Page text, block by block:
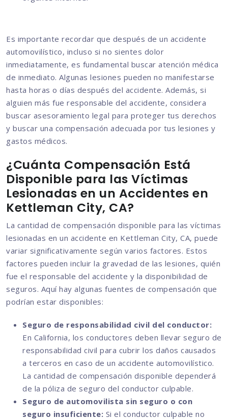
Es importante recordar que después de un accidente
automovilístico, incluso si no sientes dolor
inmediatamente, es fundamental buscar atención médica
de inmediato. Algunas lesiones pueden no manifestarse
hasta horas o días después del accidente. Además, si
alguien más fue responsable del accidente, considera
buscar asesoramiento legal para proteger tus derechos
y buscar una compensación adecuada por tus lesiones y
gastos médicos.
¿Cuánta Compensación Está
Disponible para las Víctimas
Lesionadas en un Accidentes en
Kettleman City, CA?
La cantidad de compensación disponible para las víctimas
lesionadas en un accidente en Kettleman City, CA, puede
variar significativamente según varios factores. Estos
factores pueden incluir la gravedad de las lesiones, quién
fue el responsable del accidente y la disponibilidad de
seguros. Aquí hay algunas fuentes de compensación que
podrían estar disponibles:
Seguro de responsabilidad civil del conductor:
En California, los conductores deben llevar seguro de
responsabilidad civil para cubrir los daños causados
a terceros en caso de un accidente automovilístico.
La cantidad de compensación disponible dependerá
de la póliza de seguro del conductor culpable.
Seguro de automovilista sin seguro o con
seguro insuficiente: Si el conductor culpable no